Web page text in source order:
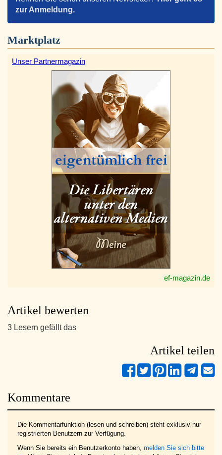
zur Anmeldung.
Marktplatz
Unser Partnermagazin
ef-magazin.de
Artikel bewerten
3 Lesern gefällt das
Artikel teilen
Kommentare
Die Kommentarfunktion (lesen und schreiben) steht exklusiv nur
registrierten Benutzern zur Verfügung.
Wenn Sie bereits ein Benutzerkonto haben, melden Sie sich bitte